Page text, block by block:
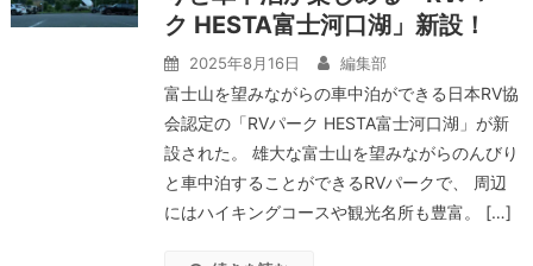
ク HESTA富士河口湖」新設！
2025年8月16日 編集部
富士山を望みながらの車中泊ができる日本RV協
会認定の「RVパーク HESTA富士河口湖」が新
設された。 雄大な富士山を望みながらのんびり
と車中泊することができるRVパークで、 周辺
にはハイキングコースや観光名所も豊富。 […]